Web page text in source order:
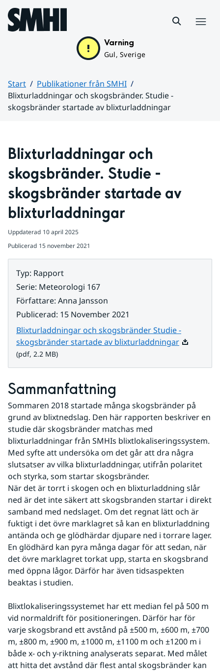
Hoppa till sidans innehåll
Varning
Gul, Sverige
Start
Publikationer från SMHI
Blixturladdningar och skogsbränder. Studie -
skogsbränder startade av blixturladdningar
Blixturladdningar och
skogsbränder. Studie -
skogsbränder startade av
blixturladdningar
Uppdaterad 10 april 2025
Publicerad 15 november 2021
Typ: Rapport
Serie: Meteorologi 167
Författare: Anna Jansson
Publicerad: 15 November 2021
Blixturladdningar och skogsbränder Studie -
skogsbränder startade av blixturladdningarPdf, 2.2
(pdf, 2.2 MB)
Sammanfattning
Sommaren 2018 startade många skogsbränder på
grund av blixtnedslag. Den här rapporten beskriver en
studie där skogsbränder matchas med
blixturladdningar från SMHIs blixtlokaliseringssystem.
Med syfte att undersöka om det går att dra några
slutsatser av vilka blixturladdningar, utifrån polaritet
och styrka, som startar skogsbränder.
När det är torrt i skogen och en blixturladdning slår
ned är det inte säkert att skogsbranden startar i direkt
samband med nedslaget. Om det regnat lätt och är
fuktigt i det övre marklagret så kan en blixturladdning
antända och ge glödhärdar djupare ned i torrare lager.
En glödhärd kan pyra många dagar för att sedan, när
det övre marklagret torkat upp, starta en skogsbrand
med öppna lågor. Därför har även tidsaspekten
beaktas i studien.
Blixtlokaliseringssystemet har ett median fel på 500 m
vid normaldrift för positioneringen. Därför har för
varje skogsbrand ett avstånd på ±500 m, ±600 m, ±700
m, ±800 m, ±900 m, ±1000 m, ±1100 m och ±1200 m i
både x- och y-riktning analyserats separat. Med målet
att hitta det avstånd där flest antal skogsbränder kan